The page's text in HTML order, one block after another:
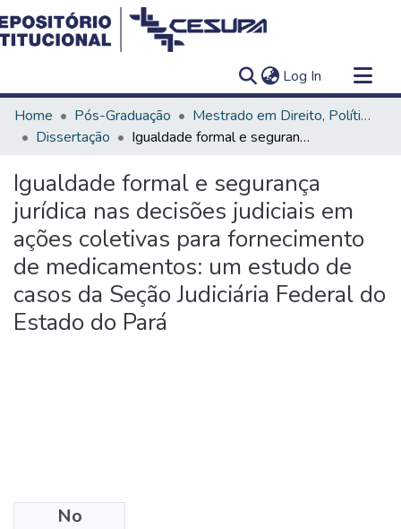
Log In (current)
Communities & Collections
All of DSpace
Home Pós-Graduação
Mestrado em Direito, Políticas Públicas e Desenvolvimento Regional
Dissertação
Igualdade formal e segurança jurídica nas decisões judiciais em ações coletivas para fornecimento de medicamentos: um estudo de casos da Seção Judiciária Federal do Estado do Pará
Igualdade formal e segurança
jurídica nas decisões judiciais em
ações coletivas para fornecimento
de medicamentos: um estudo de
casos da Seção Judiciária Federal do
Estado do Pará
No